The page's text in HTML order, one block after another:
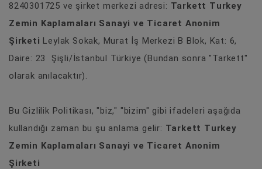
8240301725 ve şirket merkezi adresi: Tarkett Turkey
Zemin Kaplamaları Sanayi ve Ticaret Anonim
ŞirketiLeylak Sokak, Murat İş Merkezi B Blok, Kat: 6,
Daire: 23 Şişli/İstanbul Türkiye (Bundan sonra "Tarkett"
olarak anılacaktır).
Bu Gizlilik Politikası, "biz," "bizim" gibi ifadeleri aşağıda
kullandığı zaman bu şu anlama gelir: Tarkett Turkey
Zemin Kaplamaları Sanayi ve Ticaret Anonim
Şirketi